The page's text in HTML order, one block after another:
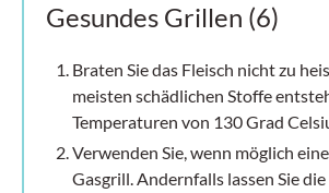
Gesundes Grillen (6)
Braten Sie das Fleisch nicht zu
meisten schädlichen Stoffe
Temperaturen von 130 Grad
Verwenden Sie, wenn möglich
Gasgrill. Andernfalls lassen Sie